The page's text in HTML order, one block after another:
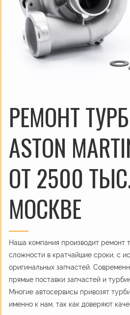
РЕМОНТ
ASTON
ОТ 2500
МОСКВЕ
Наша компания производит ремонт
сложности в кратчайшие сроки, с
оригинальных запчастей.
прямые поставки запчастей и
Многие автосервисы привозят
именно к нам, так как доверяют